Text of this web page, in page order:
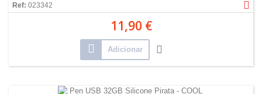
Ref: 023342
11,90 €
Adicionar